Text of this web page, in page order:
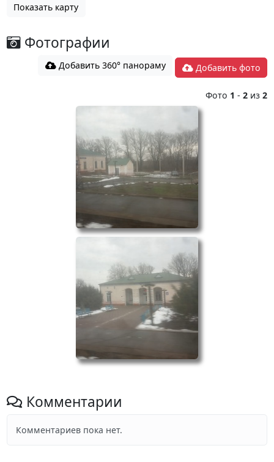
Показать карту
Фотографии
Добавить 360° панораму Добавить фото
Фото 1 -2 из2
Комментарии
Комментариев пока нет.